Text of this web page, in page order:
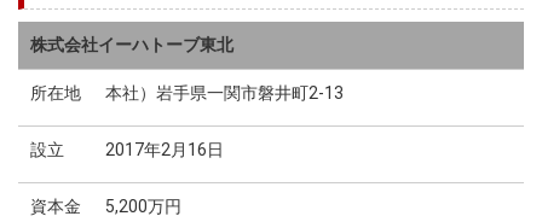
株式会社イーハトーブ東北
所在地 本社）岩手県一関市磐井町2-13
設立 2017年2月16日
資本金
5,200万円